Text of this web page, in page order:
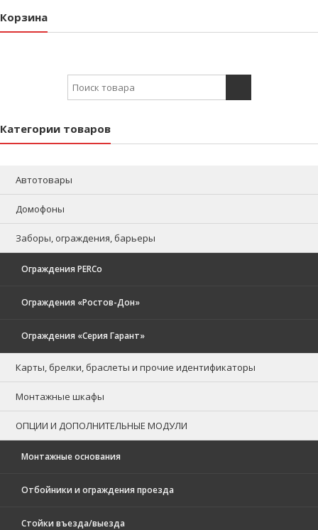
Корзина
Search for:
Категории товаров
Автотовары
Домофоны
Заборы, ограждения, барьеры
Ограждения PERCo
Ограждения «Ростов-Дон»
Ограждения «Серия Гарант»
Карты, брелки, браслеты и прочие идентификаторы
Монтажные шкафы
ОПЦИИ И ДОПОЛНИТЕЛЬНЫЕ МОДУЛИ
Монтажные основания
Отбойники и ограждения проезда
Стойки въезда/выезда